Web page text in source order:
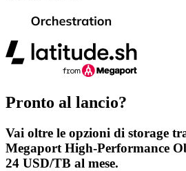
Pronto al lancio?
Vai oltre le opzioni di storage
Megaport High-Performance
24 USD/TB al mese.